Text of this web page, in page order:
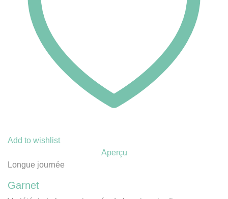
Add to wishlist
Aperçu
Longue journée
Garnet